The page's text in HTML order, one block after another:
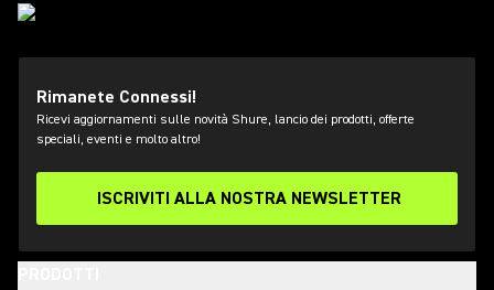
Rimanete Connessi!
Ricevi aggiornamenti sulle novità Shure, lancio dei prodotti, offerte
speciali, eventi e molto altro!
ISCRIVITI ALLA NOSTRA NEWSLETTER